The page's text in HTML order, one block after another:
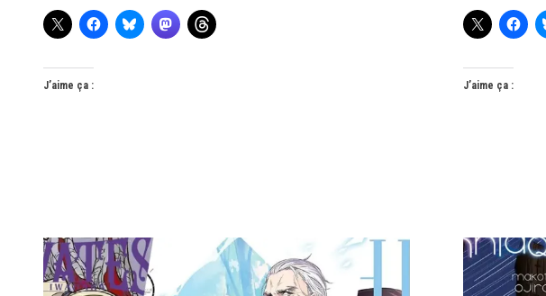
J’aime ça : J’aime ça :